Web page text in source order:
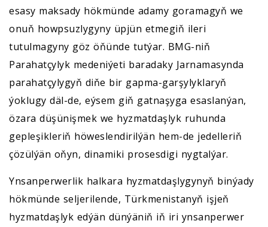
esasy maksady hökmünde adamy goramagyň we
onuň howpsuzlygyny üpjün etmegiň ileri
tutulmagyny göz öňünde tutýar. BMG-niň
Parahatçylyk medeniýeti baradaky Jarnamasynda
parahatçylygyň diňe bir gapma-garşylyklaryň
ýoklugy däl-de, eýsem giň gatnaşyga esaslanýan,
özara düşünişmek we hyzmatdaşlyk ruhunda
gepleşikleriň höweslendirilýän hem-de jedelleriň
çözülýän oňyn, dinamiki prosesdigi nygtalýar.
Ynsanperwerlik halkara hyzmatdaşlygynyň binýady
hökmünde seljerilende, Türkmenistanyň işjeň
hyzmatdaşlyk edýän dünýäniň iň iri ynsanperwer